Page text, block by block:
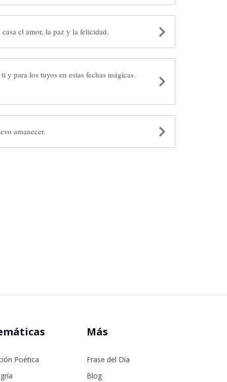
el amor, la paz y la felicidad.
y para los tuyos en estas fechas mágicas.
amanecer.
Poética
Más
Frase del Día
Blog